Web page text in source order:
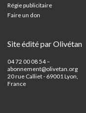
Régie publicitaire
Faire un don
Site édité par Olivétan
04 72 00 08 54 –
abonnement@olivetan.org
20 rue Calliet - 69001 Lyon,
France